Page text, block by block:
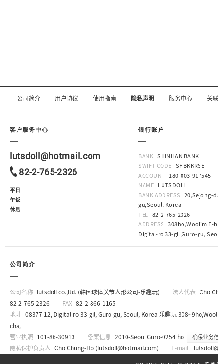
公司简介 用户协议 使用指南 隐私声明 服务中心 关
客户服务中心
lutsdoll@hotmail.com
82-2-765-2326
平日
午饭
休息
银行账户
BANK SHINHAN BANK
SWIFT CODE SHBKKRSE
ACCOUNT 180-003-917545
NAME LUTSDOLL
BANK ADDRESS 20,Sejong-
gu,Seoul, Korea
TEL 82-2-765-2326
ADDRESS 308ho,Woolim E-
Digital-ro 33-gil,Guro-gu,
公司简介
公司名称 lutsdoll co.,ltd. (韩国球体关节人形公司-乐趣玩) 法人代表 Cho
82-2-765-2326
FAX 82-2-866-1165
地址 08377 12, Digital-ro 33-gil, Guro-gu, Seoul, Korea 乐趣玩
cha,
营业执照 101-86-30913 备案信息 2010-Seoul Guro-0254 ho 确保业务
隐私保护负责人 Cho Chung-Ho (lutsdoll@hotmail.com) E-mail